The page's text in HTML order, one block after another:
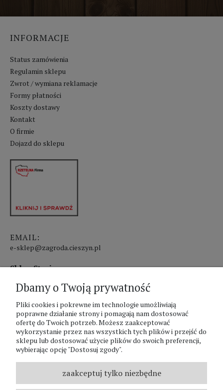
INFORMACJE
Status zamówienia
Regulamin sklepu
Zwrot / wymiana reklamacje
Formy płatności
Koszty dostawy
Kontakt
O firmie
Dojazd do sklepu
EMAIL:
e-sklep@zagroda.cieszyn.pl
Sklep Stacjonarny czynny:
pon.-pt. 8:00 - 17:00
sobota 8:00 - 13:00
PHU Zagroda A.Szlaur
ZAGRODA Centrum Ogrodnicze
UL. Hallera 116A
REGON: 070797952
Dbamy o Twoją prywatność
Pliki cookies i pokrewne im technologie umożliwiają
poprawne działanie strony i pomagają nam dostosować
ofertę do Twoich potrzeb. Możesz zaakceptować
wykorzystanie przez nas wszystkich tych plików i przejść do
sklepu lub dostosować użycie plików do swoich preferencji,
wybierając opcję "Dostosuj zgody".
zaakceptuj tylko niezbędne